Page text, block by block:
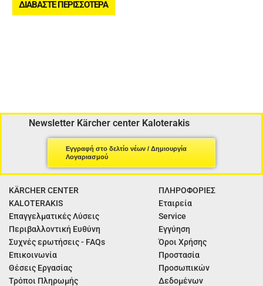
ΔΙΑΒΆΣΤΕ ΠΕΡΙΣΣΌΤΕΡΑ
Newsletter Kärcher center Kaloterakis
Εγγραφή στο δελτίο νέων / Δημιουργία
Λογαριασμού
KÄRCHER CENTER
KALOTERAKIS
Επαγγελματικές Λύσεις
Περιβαλλοντική Ευθύνη
Συχνές ερωτήσεις - FAQs
Επικοινωνία
Θέσεις Εργασίας
Τρόποι Πληρωμής
ΠΛΗΡΟΦΟΡΙΕΣ
Εταιρεία
Service
Εγγύηση
Όροι Χρήσης
Προστασία
Προσωπικών
Δεδομένων